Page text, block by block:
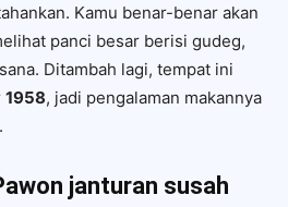
Kamu benar-benar akan
panci besar berisi gudeg,
Ditambah lagi, tempat ini
1958, jadi pengalaman makannya
janturan susah